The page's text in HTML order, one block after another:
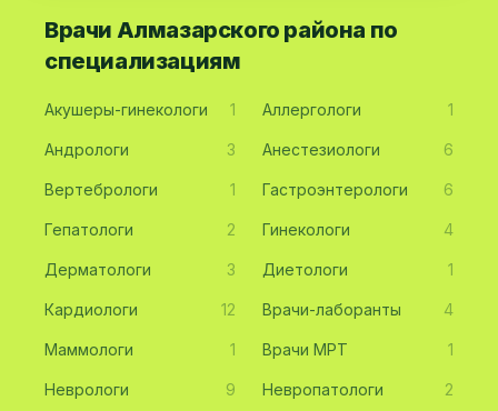
Врачи Алмазарского района по
специализациям
Акушеры-гинекологи 1 Аллергологи 1
Андрологи 3 Анестезиологи 6
Вертебрологи 1 Гастроэнтерологи 6
Гепатологи 2 Гинекологи 4
Дерматологи 3 Диетологи 1
Кардиологи 12 Врачи-лаборанты 4
Маммологи 1 Врачи МРТ 1
Неврологи 9 Невропатологи 2